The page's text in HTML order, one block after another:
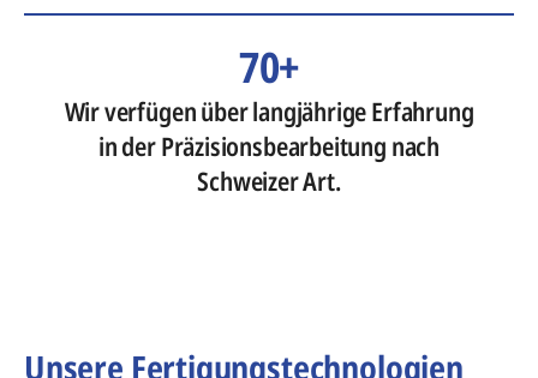
70+
Wir verfügen über langjährige Erfahrung
in der Präzisionsbearbeitung nach
Schweizer Art.
Unsere Fertigungstechnologien